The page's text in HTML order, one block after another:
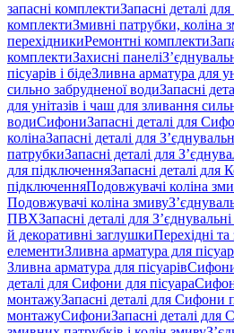
запасні комплектиЗапасні деталі
комплектиЗмивні патрубки, коліна
перехідникиРемонтні комплекти
комплектиЗахисні панелі
пісуарів і бідеЗливна арматура для
сильно забрудненої водиЗапасні
для унітазів і чаш для зливання
водиСифониЗапасні деталі для
колінаЗапасні деталі для
патрубкиЗапасні деталі для
для підключенняЗапасні деталі для
підключенняПодовжувачі коліна
Подовжувачі коліна змиву
ПВХЗапасні деталі для
й декоративні заглушкиПерехідні та
елементиЗливна арматура для
Зливна арматура для пісуарівСифони
деталі для Сифони для пісуара
монтажуЗапасні деталі для Сифони
монтажуСифониЗапасні деталі для